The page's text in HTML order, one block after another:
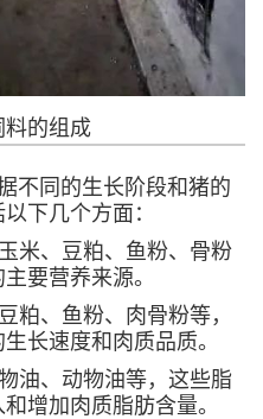
料的组成
不同的生长阶段和猪的
下几个方面：
米、豆粕、鱼粉、骨粉
要营养来源。
粕、鱼粉、肉骨粉等，
长速度和肉质品质。
油、动物油等，这些脂
增加肉质脂肪含量。